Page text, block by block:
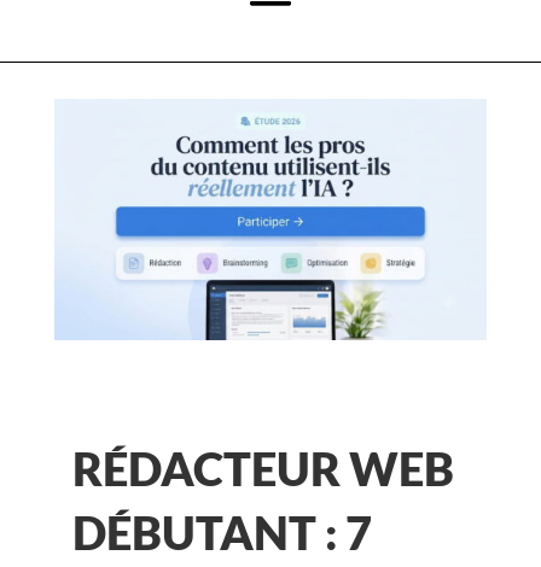
RÉDACTEUR WEB
DÉBUTANT : 7